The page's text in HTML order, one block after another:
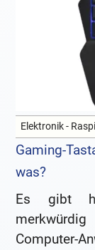
Elektronik -
Gaming-
was?
Es gibt
Computer-